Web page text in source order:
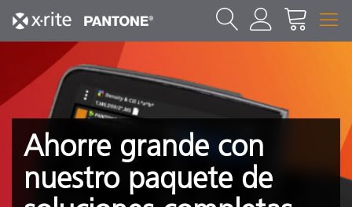
Ahorre grande con
nuestro paquete de